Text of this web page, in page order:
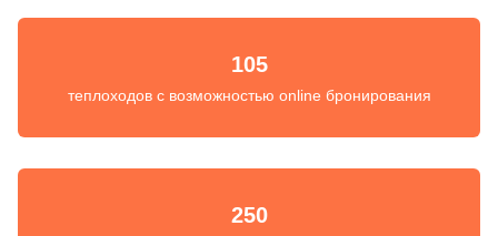
105
теплоходов с возможностью online бронирования
250